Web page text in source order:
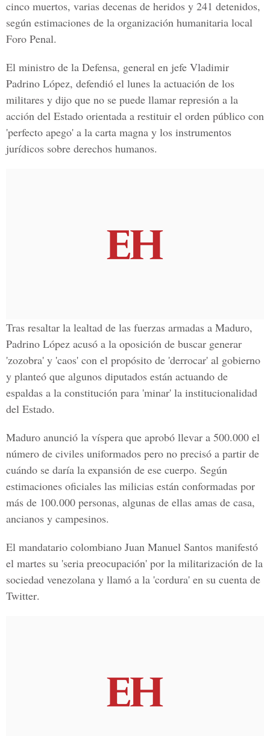
cinco muertos, varias decenas de heridos y 241 detenidos,
según estimaciones de la organización humanitaria local
Foro Penal.
El ministro de la Defensa, general en jefe Vladimir
Padrino López, defendió el lunes la actuación de los
militares y dijo que no se puede llamar represión a la
acción del Estado orientada a restituir el orden público con
'perfecto apego' a la carta magna y los instrumentos
jurídicos sobre derechos humanos.
Tras resaltar la lealtad de las fuerzas armadas a Maduro,
Padrino López acusó a la oposición de buscar generar
'zozobra' y 'caos' con el propósito de 'derrocar' al gobierno
y planteó que algunos diputados están actuando de
espaldas a la constitución para 'minar' la institucionalidad
del Estado.
Maduro anunció la víspera que aprobó llevar a 500.000 el
número de civiles uniformados pero no precisó a partir de
cuándo se daría la expansión de ese cuerpo. Según
estimaciones oficiales las milicias están conformadas por
más de 100.000 personas, algunas de ellas amas de casa,
ancianos y campesinos.
El mandatario colombiano Juan Manuel Santos manifestó
el martes su 'seria preocupación' por la militarización de la
sociedad venezolana y llamó a la 'cordura' en su cuenta de
Twitter.